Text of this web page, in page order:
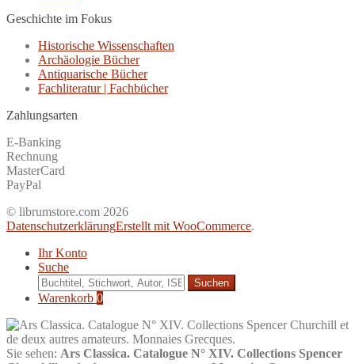
Geschichte im Fokus
Historische Wissenschaften
Archäologie Bücher
Antiquarische Bücher
Fachliteratur | Fachbücher
Zahlungsarten
E-Banking
Rechnung
MasterCard
PayPal
© librumstore.com 2026
DatenschutzerklärungErstellt mit WooCommerce.
Ihr Konto
Suche
Suche
nach:
Warenkorb 0
Sie sehen: Ars Classica. Catalogue N° XIV. Collections Spencer